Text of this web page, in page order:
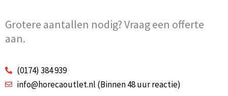
Grotere aantallen nodig? Vraag een offerte
aan.
(0174) 384 939
info@horecaoutlet.nl (Binnen 48 uur reactie)